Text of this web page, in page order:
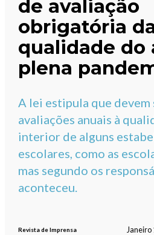
de avaliação
obrigatória
qualidade do
plena
A lei estipula que devem
avaliações anuais à
interior de alguns
escolares, como as
mas segundo os
aconteceu.
Revista de Imprensa Janeiro